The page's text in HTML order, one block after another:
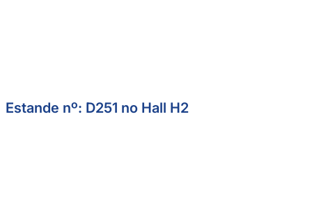
Estande nº: D251 no Hall H2